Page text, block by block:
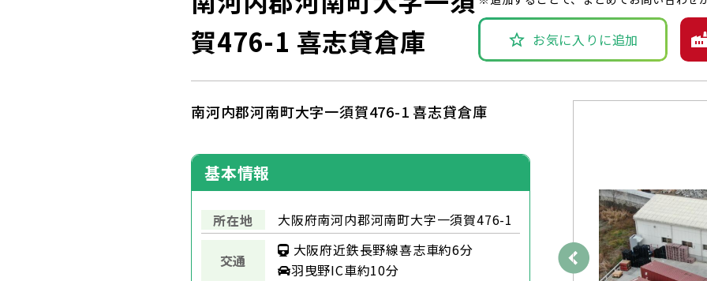
賀476-1 喜志貸倉庫
お気に入りに追加
南河内郡河南町大字一須賀476-1 喜志貸倉庫
基本情報
所在地 大阪府南河内郡河南町大字一須賀476-1
交通
大阪府近鉄長野線喜志車約6分
羽曳野IC車約10分